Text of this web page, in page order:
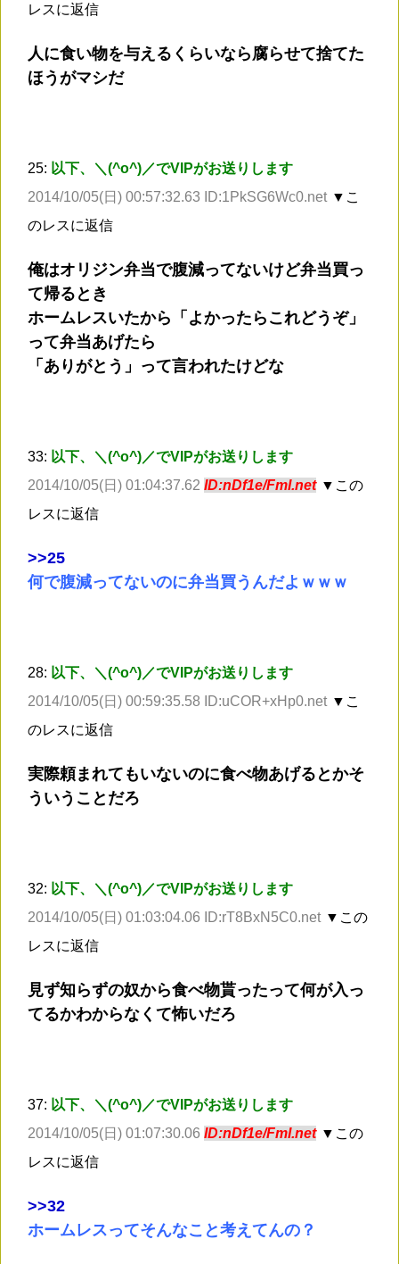
レスに返信
人に食い物を与えるくらいなら腐らせて捨てた
ほうがマシだ
25: 以下、＼(^o^)／でVIPがお送りします
2014/10/05(日) 00:57:32.63 ID:1PkSG6Wc0.net ▼こ
のレスに返信
俺はオリジン弁当で腹減ってないけど弁当買っ
て帰るとき
ホームレスいたから「よかったらこれどうぞ」
って弁当あげたら
「ありがとう」って言われたけどな
33: 以下、＼(^o^)／でVIPがお送りします
2014/10/05(日) 01:04:37.62 ID:nDf1e/FmI.net ▼この
レスに返信
>>25
何で腹減ってないのに弁当買うんだよｗｗｗ
28: 以下、＼(^o^)／でVIPがお送りします
2014/10/05(日) 00:59:35.58 ID:uCOR+xHp0.net ▼こ
のレスに返信
実際頼まれてもいないのに食べ物あげるとかそ
ういうことだろ
32: 以下、＼(^o^)／でVIPがお送りします
2014/10/05(日) 01:03:04.06 ID:rT8BxN5C0.net ▼この
レスに返信
見ず知らずの奴から食べ物貰ったって何が入っ
てるかわからなくて怖いだろ
37: 以下、＼(^o^)／でVIPがお送りします
2014/10/05(日) 01:07:30.06 ID:nDf1e/FmI.net ▼この
レスに返信
>>32
ホームレスってそんなこと考えてんの？